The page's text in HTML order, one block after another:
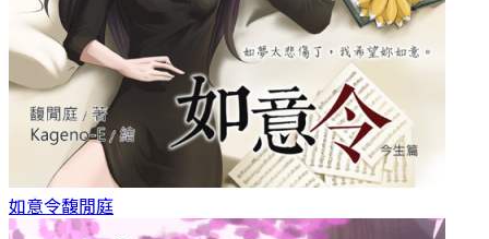
如意令馥閒庭